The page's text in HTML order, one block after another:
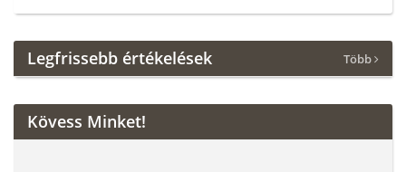
Legfrissebb értékelések Több
Kövess Minket!